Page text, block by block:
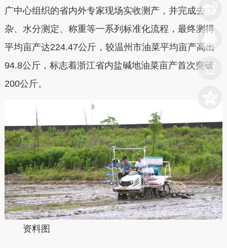
广中心组织的省内外专家现场实收测产，并完成去
杂、水分测定、称重等一系列标准化流程，最终测得
平均亩产达224.47公斤，较温州市油菜平均亩产高出
94.8公斤，标志着浙江省内盐碱地油菜亩产首次突破
200公斤。
资料图